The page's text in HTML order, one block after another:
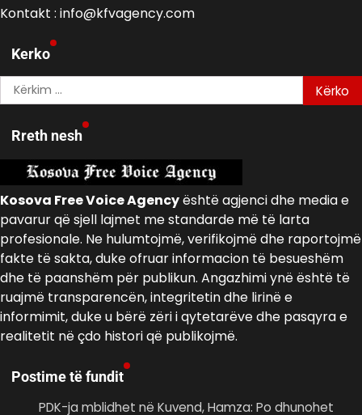
Kontakt : info@kfvagency.com
Kerko
Kërko
për:
Rreth nesh
Kosova Free Voice Agencyështë agjenci dhe media e
pavarur që sjell lajmet me standarde më të larta
profesionale. Ne hulumtojmë, verifikojmë dhe raportojmë
fakte të sakta, duke ofruar informacion të besueshëm
dhe të paanshëm për publikun. Angazhimi ynë është të
ruajmë transparencën, integritetin dhe lirinë e
informimit, duke u bërë zëri i qytetarëve dhe pasqyra e
realitetit në çdo histori që publikojmë.
Postime të fundit
PDK-ja mblidhet në Kuvend, Hamza: Po dhunohet